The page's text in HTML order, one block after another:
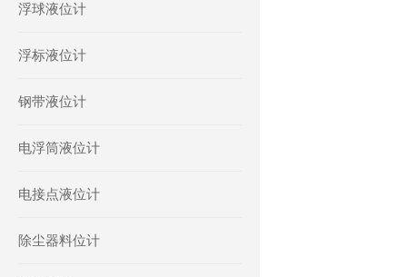
浮球液位计
浮标液位计
钢带液位计
电浮筒液位计
电接点液位计
除尘器料位计